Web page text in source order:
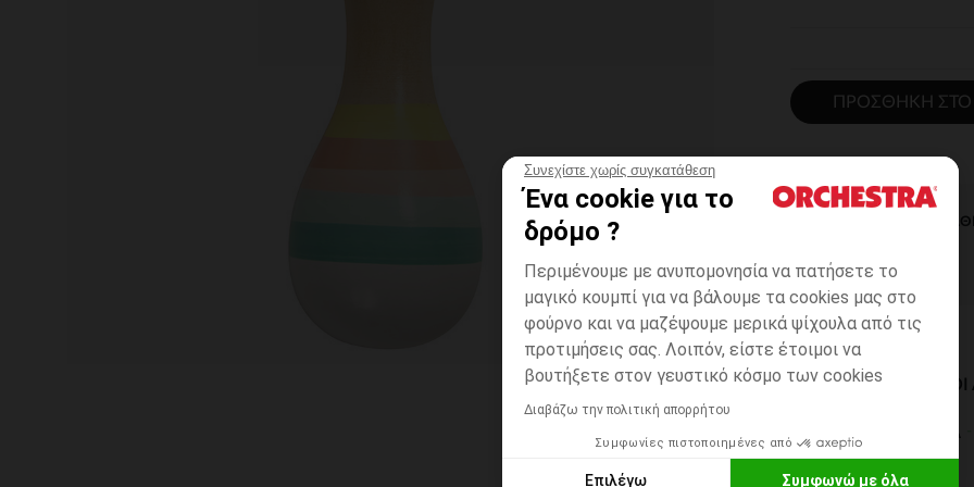
Συνεχίστε χωρίς συγκατάθεση
Ένα cookie για το
δρόμο ?
Περιμένουμε με ανυπομονησία να πατήσετε το
μαγικό κουμπί για να βάλουμε τα cookies μας στο
φούρνο και να μαζέψουμε μερικά ψίχουλα από τις
προτιμήσεις σας. Λοιπόν, είστε έτοιμοι να
βουτήξετε στον γευστικό κόσμο των cookies
Διαβάζω την πολιτική απορρήτου
Συμφωνίες πιστοποιημένες από
Επιλέγω Συμφωνώ με όλα
ΠΡΟΣΘΉΚΗ ΣΤΟ
ΆΜΕΣΗ
ΔΙΑΘΈΣΙΜΟΙ
ΣΕ ΚΑΤΑΣΤΗΜΑ